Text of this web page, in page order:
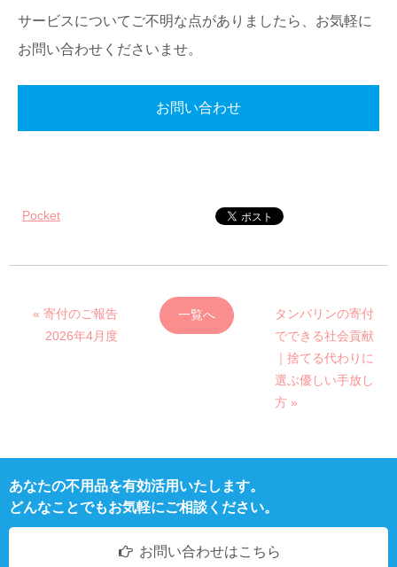
サービスについてご不明な点がありましたら、お気軽に
お問い合わせくださいませ。
お問い合わせ
Pocket
« 寄付のご報告
2026年4月度
一覧へ
タンバリンの寄付
でできる社会貢献
｜捨てる代わりに
選ぶ優しい手放し
方 »
あなたの不用品を有効活用いたします。
どんなことでもお気軽にご相談ください。
お問い合わせはこちら